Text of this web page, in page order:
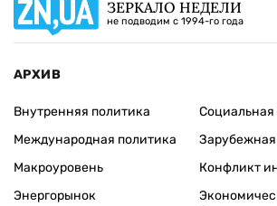
ЗЕРКАЛО НЕДЕЛИ
не подводим с 1994-го года
АРХИВ
Внутренняя политика
Международная политика
Макроуровень
Энергорынок
Социальная
Конфликт